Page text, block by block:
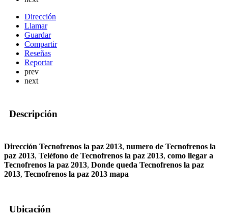
Dirección
Llamar
Guardar
Compartir
Reseñas
Reportar
prev
next
Descripción
Dirección Tecnofrenos la paz 2013, numero de Tecnofrenos la
paz 2013, Teléfono de Tecnofrenos la paz 2013, como llegar a
Tecnofrenos la paz 2013, Donde queda Tecnofrenos la paz
2013, Tecnofrenos la paz 2013 mapa
Ubicación